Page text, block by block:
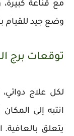
مع قناعة
وضع جيد للقيام
توقعات برج
لكل علاج
انتبه إلى
يتعلق